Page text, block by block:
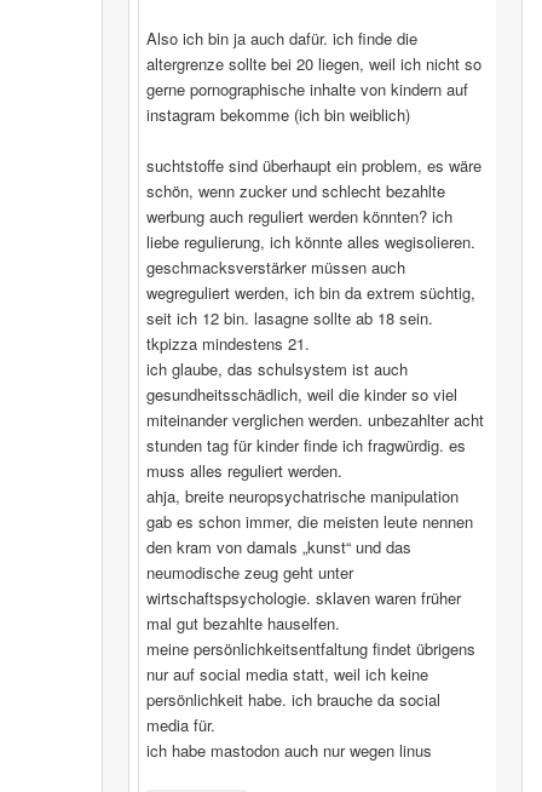
Also ich bin ja auch dafür. ich finde die
altergrenze sollte bei 20 liegen, weil ich nicht so
gerne pornographische inhalte von kindern auf
instagram bekomme (ich bin weiblich)
suchtstoffe sind überhaupt ein problem, es wäre
schön, wenn zucker und schlecht bezahlte
werbung auch reguliert werden könnten? ich
liebe regulierung, ich könnte alles wegisolieren.
geschmacksverstärker müssen auch
wegreguliert werden, ich bin da extrem süchtig,
seit ich 12 bin. lasagne sollte ab 18 sein.
tkpizza mindestens 21.
ich glaube, das schulsystem ist auch
gesundheitsschädlich, weil die kinder so viel
miteinander verglichen werden. unbezahlter acht
stunden tag für kinder finde ich fragwürdig. es
muss alles reguliert werden.
ahja, breite neuropsychatrische manipulation
gab es schon immer, die meisten leute nennen
den kram von damals „kunst“ und das
neumodische zeug geht unter
wirtschaftspsychologie. sklaven waren früher
mal gut bezahlte hauselfen.
meine persönlichkeitsentfaltung findet übrigens
nur auf social media statt, weil ich keine
persönlichkeit habe. ich brauche da social
media für.
ich habe mastodon auch nur wegen linus